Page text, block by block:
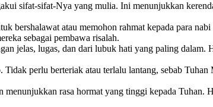
sifat-sifat-Nya yang mulia. Ini menunjukkan
bershalawat atau memohon rahmat kepada para
sebagai pembawa risalah.
jelas, lugas, dan dari lubuk hati yang paling dalam.
perlu berteriak atau terlalu lantang, sebab
menunjukkan rasa hormat yang tinggi kepada Tuhan.